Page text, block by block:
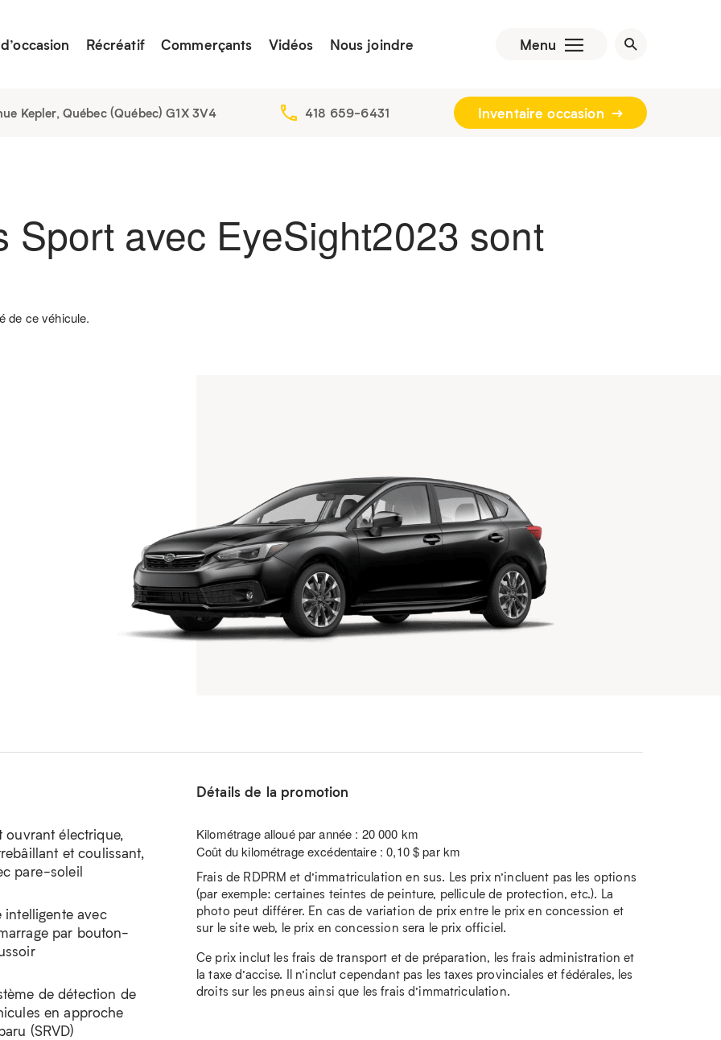
Récréatif Commerçants Vidéos Nous joindre Menu
Kepler, Québec (Québec) G1X 3V4 418 659-6431 Inventaire occasion
Sport avec EyeSight2023 sont
de ce véhicule.
ouvrant électrique,
et coulissant,
pare-soleil
intelligente avec
par bouton-
de détection de
en approche
(SRVD)
Détails de la promotion
Kilométrage alloué par année : 20 000 km
Coût du kilométrage excédentaire : 0,10 $ par km
Frais de RDPRM et d’immatriculation en sus. Les prix n’incluent pas les options
(par exemple: certaines teintes de peinture, pellicule de protection, etc.). La
photo peut différer. En cas de variation de prix entre le prix en concession et
sur le site web, le prix en concession sera le prix officiel.
Ce prix inclut les frais de transport et de préparation, les frais administration et
la taxe d’accise. Il n’inclut cependant pas les taxes provinciales et fédérales, les
droits sur les pneus ainsi que les frais d’immatriculation.